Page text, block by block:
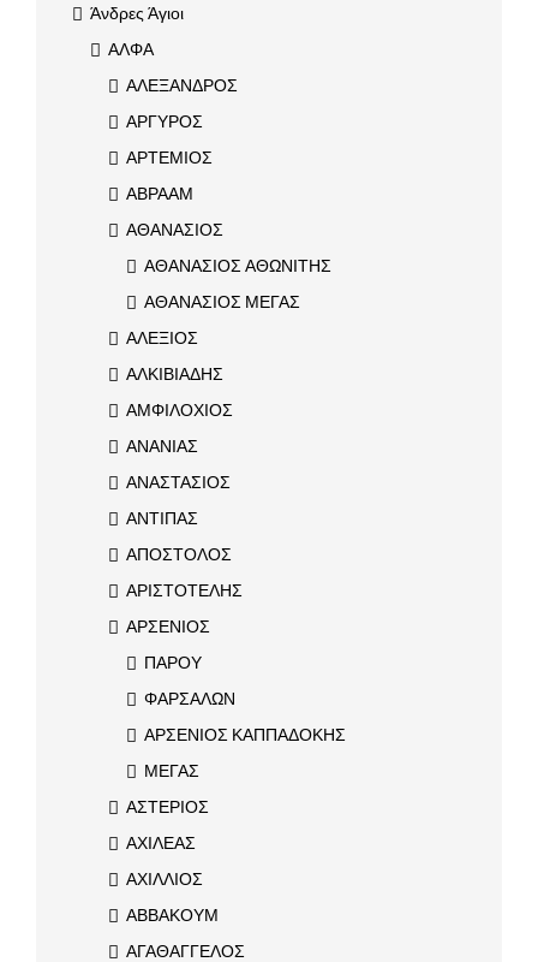
Άνδρες Άγιοι
ΑΛΦΑ
ΑΛΕΞΑΝΔΡΟΣ
ΑΡΓΥΡΟΣ
ΑΡΤΕΜΙΟΣ
ΑΒΡΑΑΜ
ΑΘΑΝΑΣΙΟΣ
ΑΘΑΝΑΣΙΟΣ ΑΘΩΝΙΤΗΣ
ΑΘΑΝΑΣΙΟΣ ΜΕΓΑΣ
ΑΛΕΞΙΟΣ
ΑΛΚΙΒΙΑΔΗΣ
ΑΜΦΙΛΟΧΙΟΣ
ΑΝΑΝΙΑΣ
ΑΝΑΣΤΑΣΙΟΣ
ΑΝΤΙΠΑΣ
ΑΠΟΣΤΟΛΟΣ
ΑΡΙΣΤΟΤΕΛΗΣ
ΑΡΣΕΝΙΟΣ
ΠΑΡΟΥ
ΦΑΡΣΑΛΩΝ
ΑΡΣΕΝΙΟΣ ΚΑΠΠΑΔΟΚΗΣ
ΜΕΓΑΣ
ΑΣΤΕΡΙΟΣ
ΑΧΙΛΕΑΣ
ΑΧΙΛΛΙΟΣ
ΑΒΒΑΚΟΥΜ
ΑΓΑΘΑΓΓΕΛΟΣ